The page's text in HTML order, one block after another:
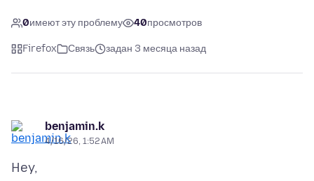
0имеют эту проблему 40просмотров
Firefox Связь задан 3 месяца назад
benjamin.k
4/16/26, 1:52 AM